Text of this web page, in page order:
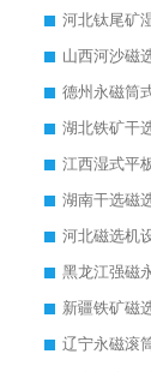
河北钛尾矿
山西河沙磁
德州永磁筒
湖北铁矿干
江西湿式平
湖南干选磁
河北磁选机
黑龙江强磁
新疆铁矿磁
辽宁永磁滚